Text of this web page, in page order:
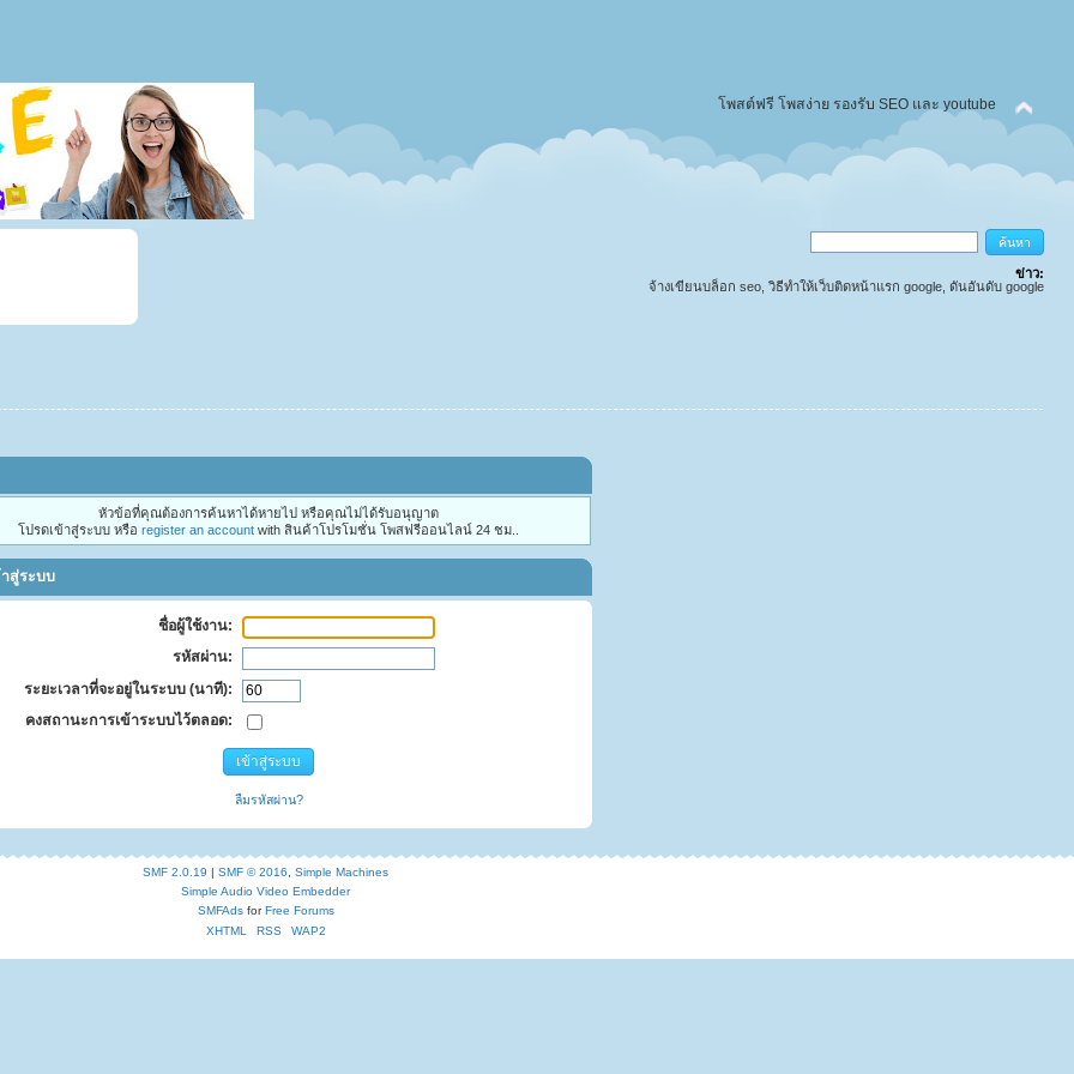
โพสต์ฟรี โพสง่าย รองรับ SEO และ youtube
ข่าว:
จ้างเขียนบล็อก seo, วิธีทำให้เว็บติดหน้าแรก google, ดันอันดับ google
หัวข้อที่คุณต้องการค้นหาได้หายไป หรือคุณไม่ได้รับอนุญาต
โปรดเข้าสู่ระบบ หรือ register an account with สินค้าโปรโมชั่น โพสฟรีออนไลน์ 24 ชม..
สู่ระบบ
ชื่อผู้ใช้งาน:
รหัสผ่าน:
ระยะเวลาที่จะอยู่ในระบบ (นาที):
คงสถานะการเข้าระบบไว้ตลอด:
ลืมรหัสผ่าน?
SMF 2.0.19 | SMF © 2016
Simple Machines
Simple Audio Video Embedder
SMFAdsforFree Forums
XHTML
RSS WAP2